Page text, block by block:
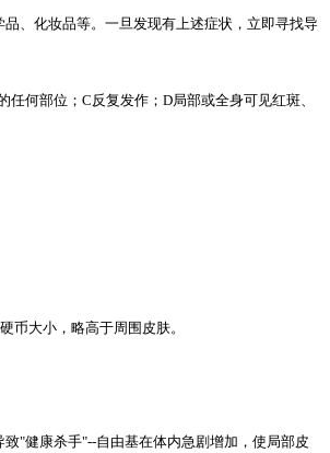
、化妆品等。一旦发现有上述症状，立即寻找导
何部位；C反复发作；D局部或全身可见红斑、
币大小，略高于周围皮肤。
"健康杀手"--自由基在体内急剧增加，使局部皮